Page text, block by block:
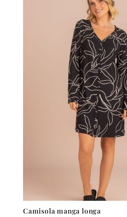
Camisola manga longa